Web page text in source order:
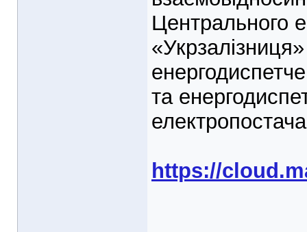
Центрального
та
https://